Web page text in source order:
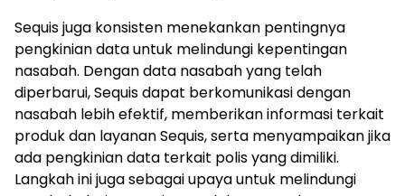
Sequis juga konsisten menekankan pentingnya
pengkinian data untuk melindungi kepentingan
nasabah. Dengan data nasabah yang telah
diperbarui, Sequis dapat berkomunikasi dengan
nasabah lebih efektif, memberikan informasi terkait
produk dan layanan Sequis, serta menyampaikan jika
ada pengkinian data terkait polis yang dimiliki.
Langkah ini juga sebagai upaya untuk melindungi